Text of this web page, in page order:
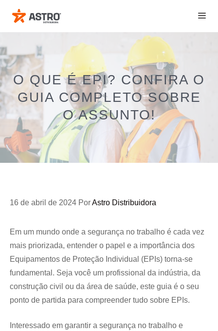
para
o
conteúdo
O QUE É EPI? CONFIRA O
GUIA COMPLETO SOBRE
O ASSUNTO!
16 de abril de 2024 PorAstro Distribuidora
Em um mundo onde a segurança no trabalho é cada vez
mais priorizada, entender o papel e a importância dos
Equipamentos de Proteção Individual (EPIs) torna-se
fundamental. Seja você um profissional da indústria, da
construção civil ou da área de saúde, este guia é o seu
ponto de partida para compreender tudo sobre EPIs.
Interessado em garantir a segurança no trabalho e